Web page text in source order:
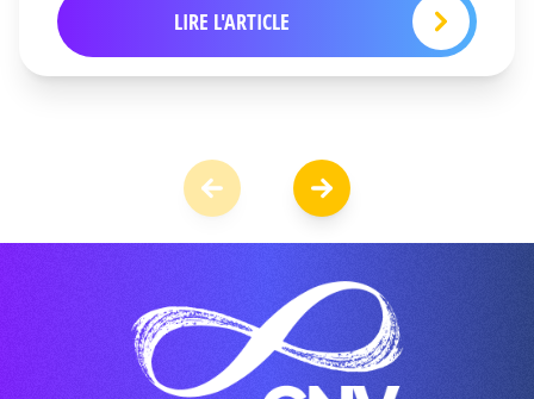
LIRE L'ARTICLE